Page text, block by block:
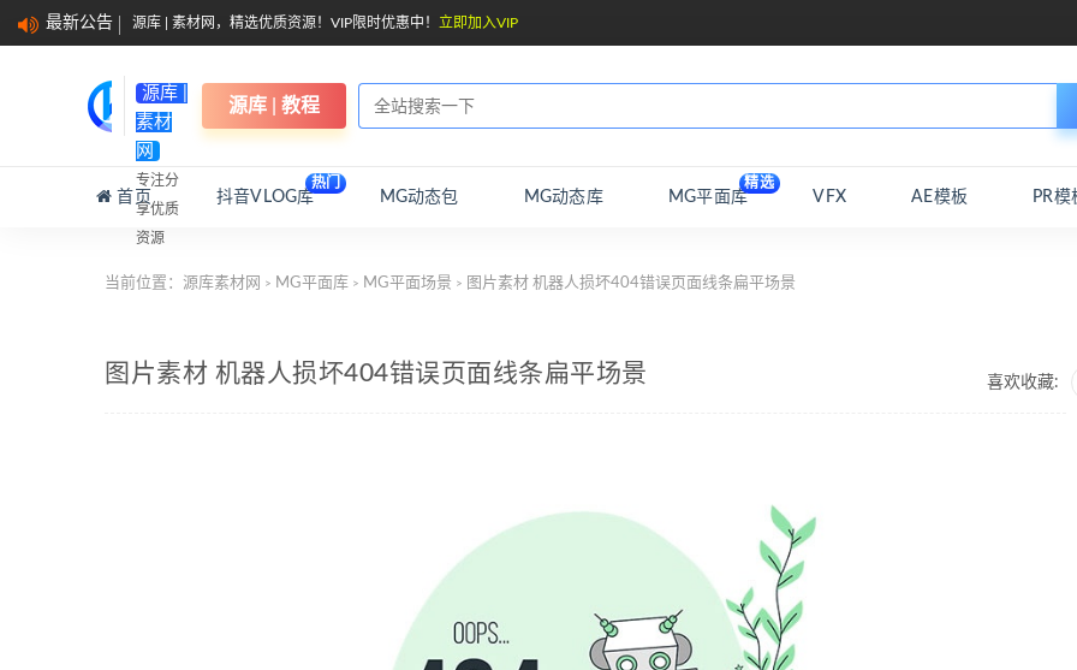
最新公告 源库 | 素材网，精选优质资源！VIP限时优惠中！ 立即加入VIP
源库 |
素材
网
专注分
享优质
资源
源库 | 教程
首页 抖音VLOG库
热门
MG动态包 MG动态库 MG平面库
精选
VFX AE模板 PR模
当前位置： 源库素材网 > MG平面库 > MG平面场景 > 图片素材 机器人损坏404错误页面线条扁平场景
喜欢收藏:
图片素材 机器人损坏404错误页面线条扁平场景